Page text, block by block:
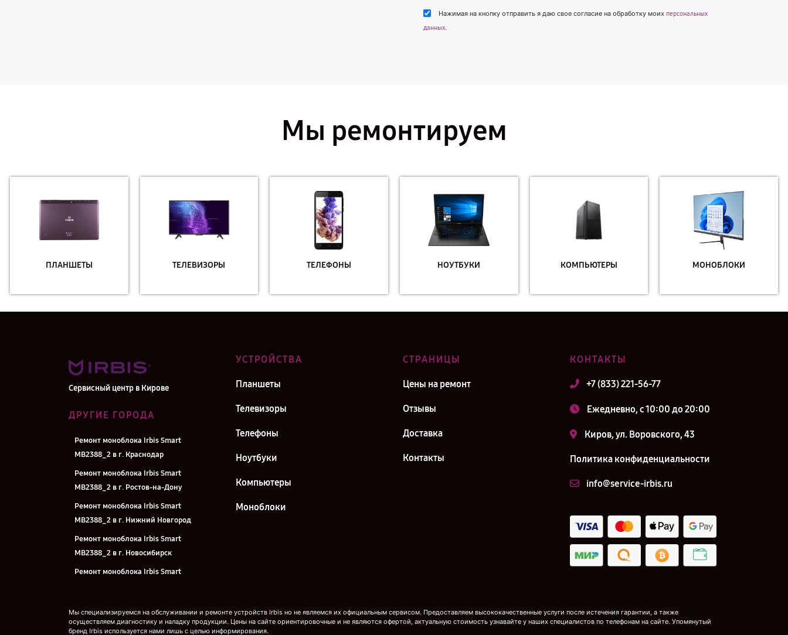
Нажимая на кнопку отправить я даю свое согласие на обработку моих персональных
данных.
Мы ремонтируем
ПЛАНШЕТЫ ТЕЛЕВИЗОРЫ ТЕЛЕФОНЫ НОУТБУКИ КОМПЬЮТЕРЫ МОНОБЛОКИ
Сервисный центр в Кирове
ДРУГИЕ ГОРОДА
Ремонт моноблока Irbis Smart
MB2388_2 в г. Краснодар
Ремонт моноблока Irbis Smart
MB2388_2 в г. Ростов-на-Дону
Ремонт моноблока Irbis Smart
MB2388_2 в г. Нижний Новгород
Ремонт моноблока Irbis Smart
MB2388_2 в г. Новосибирск
Ремонт моноблока Irbis Smart
MB2388_2 в г. Екатеринбург
УСТРОЙСТВА
Планшеты
Телевизоры
Телефоны
Ноутбуки
Компьютеры
Моноблоки
СТРАНИЦЫ
Цены на ремонт
Отзывы
Доставка
Контакты
КОНТАКТЫ
+7 (833) 221-56-77
Ежедневно, с 10:00 до 20:00
Киров, ул. Воровского, 43
Политика конфиденциальности
info@service-irbis.ru
Мы специализируемся на обслуживании и ремонте устройств Irbis но не являемся их официальным сервисом. Предоставляем высококачественные услуги после истечения гарантии, а также
осуществляем диагностику и наладку продукции. Цены на сайте ориентировочные и не являются офертой, актуальную стоимость узнавайте у наших специалистов по телефонам на сайте. Упомянутый
бренд Irbis используется нами лишь с целью информирования.